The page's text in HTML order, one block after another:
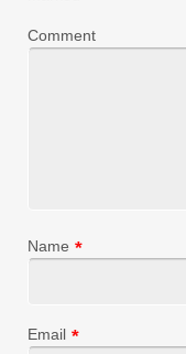
Comment
Name *
Email *